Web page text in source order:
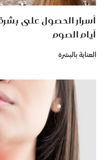
أسرار الحصول على
أيام الصوم
العناية بالبشرة